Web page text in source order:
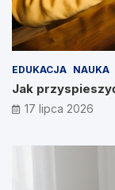
EDUKACJA NAUKA
Jak
17 lipca 2026